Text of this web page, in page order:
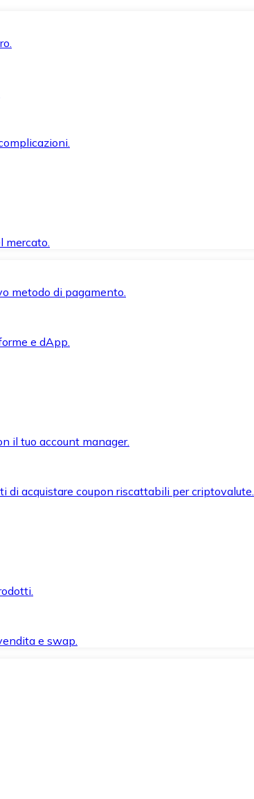
mercato.
metodo di pagamento.
e dApp.
il tuo account manager.
di acquistare coupon riscattabili per criptovalute.
e swap.